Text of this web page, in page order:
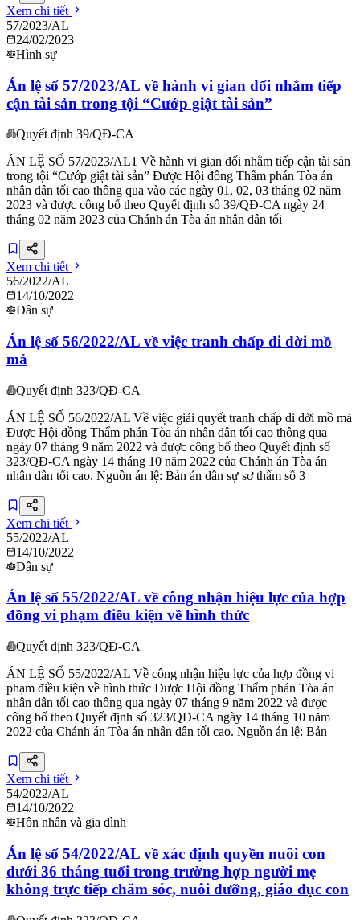
Xem chi tiết
57/2023/AL
24/02/2023
Hình sự
Án lệ số 57/2023/AL về hành vi gian dối nhằm tiếp
cận tài sản trong tội “Cướp giật tài sản”
Quyết định 39/QĐ-CA
ÁN LỆ SỐ 57/2023/AL1 Về hành vi gian dối nhằm tiếp cận tài sản
trong tội “Cướp giật tài sản” Được Hội đồng Thẩm phán Tòa án
nhân dân tối cao thông qua vào các ngày 01, 02, 03 tháng 02 năm
2023 và được công bố theo Quyết định số 39/QĐ-CA ngày 24
tháng 02 năm 2023 của Chánh án Tòa án nhân dân tối
Xem chi tiết
56/2022/AL
14/10/2022
Dân sự
Án lệ số 56/2022/AL về việc tranh chấp di dời mồ
mả
Quyết định 323/QĐ-CA
ÁN LỆ SỐ 56/2022/AL Về việc giải quyết tranh chấp di dời mồ mả
Được Hội đồng Thẩm phán Tòa án nhân dân tối cao thông qua
ngày 07 tháng 9 năm 2022 và được công bố theo Quyết định số
323/QĐ-CA ngày 14 tháng 10 năm 2022 của Chánh án Tòa án
nhân dân tối cao. Nguồn án lệ: Bản án dân sự sơ thẩm số 3
Xem chi tiết
55/2022/AL
14/10/2022
Dân sự
Án lệ số 55/2022/AL về công nhận hiệu lực của hợp
đồng vi phạm điều kiện về hình thức
Quyết định 323/QĐ-CA
ÁN LỆ SỐ 55/2022/AL Về công nhận hiệu lực của hợp đồng vi
phạm điều kiện về hình thức Được Hội đồng Thẩm phán Tòa án
nhân dân tối cao thông qua ngày 07 tháng 9 năm 2022 và được
công bố theo Quyết định số 323/QĐ-CA ngày 14 tháng 10 năm
2022 của Chánh án Tòa án nhân dân tối cao. Nguồn án lệ: Bản
Xem chi tiết
54/2022/AL
14/10/2022
Hôn nhân và gia đình
Án lệ số 54/2022/AL về xác định quyền nuôi con
dưới 36 tháng tuổi trong trường hợp người mẹ
không trực tiếp chăm sóc, nuôi dưỡng, giáo dục con